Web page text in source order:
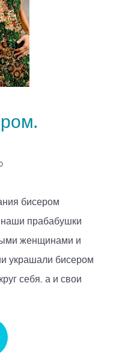
бисером
наши прабабушки
женщинами и
украшали бисером
себя, а и свои